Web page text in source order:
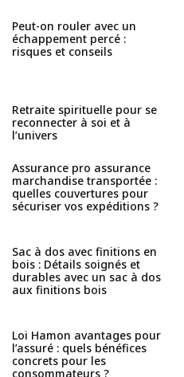
Peut-on rouler avec un
échappement percé :
risques et conseils
Retraite spirituelle pour se
reconnecter à soi et à
l’univers
Assurance pro assurance
marchandise transportée :
quelles couvertures pour
sécuriser vos expéditions ?
Sac à dos avec finitions en
bois : Détails soignés et
durables avec un sac à dos
aux finitions bois
Loi Hamon avantages pour
l’assuré : quels bénéfices
concrets pour les
consommateurs ?